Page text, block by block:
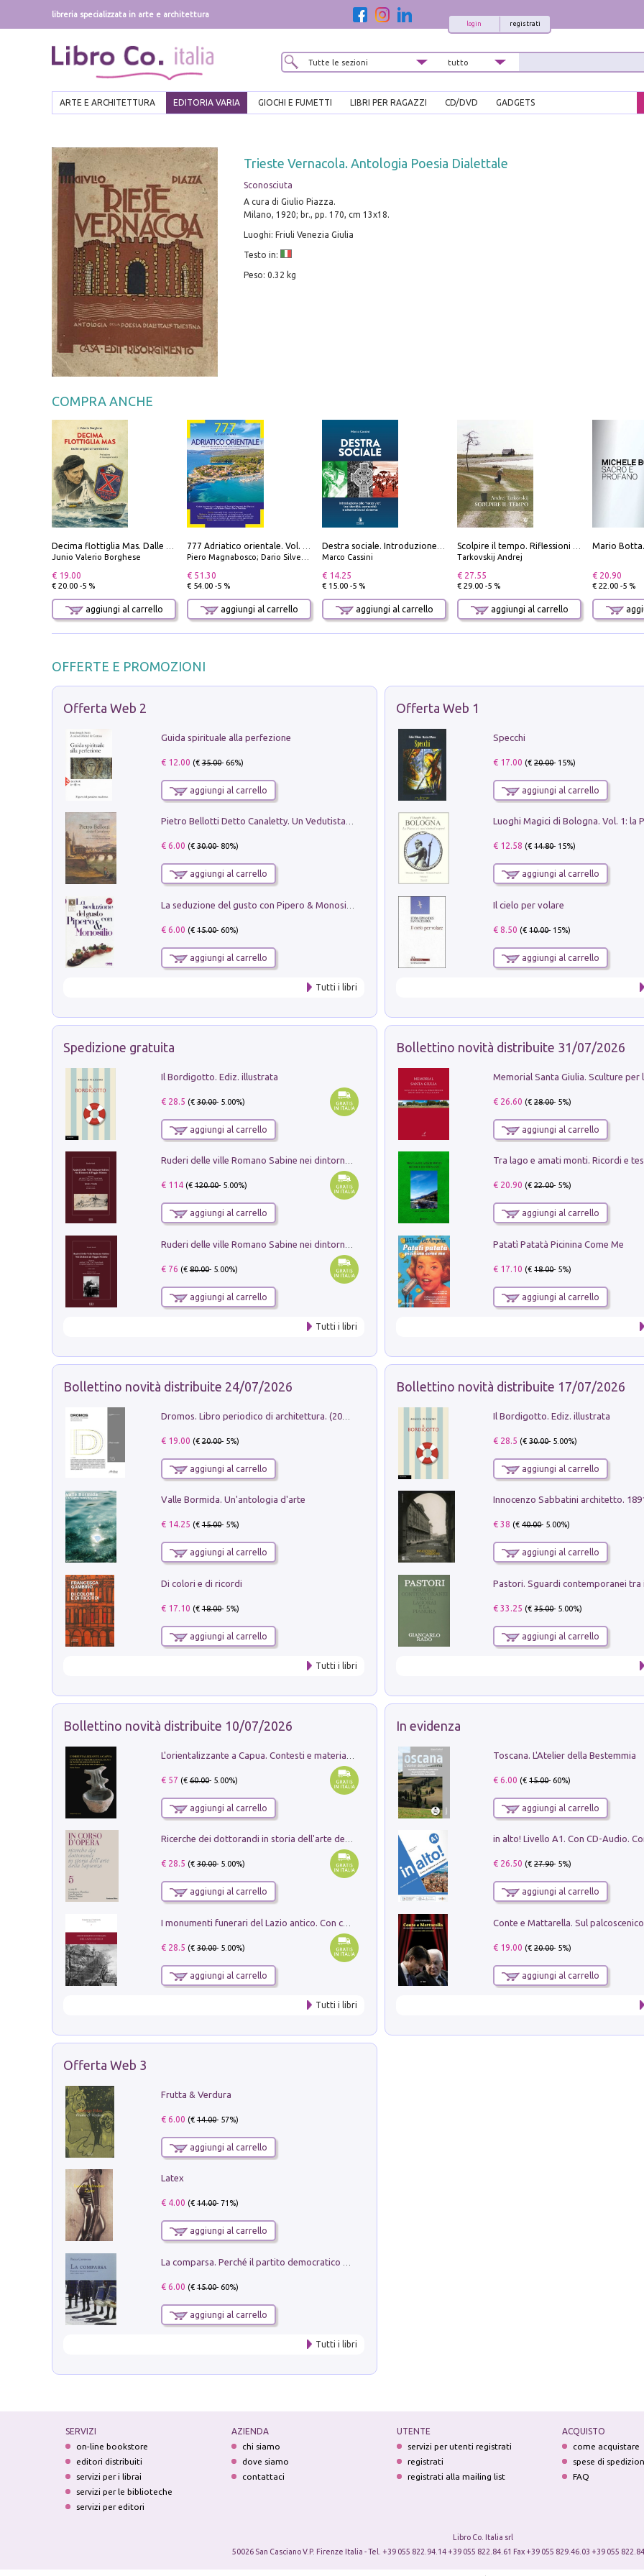
libreria specializzata in arte e architettura
registrati
login
ARTE E ARCHITETTURA EDITORIA VARIA GIOCHI E FUMETTI LIBRI PER RAGAZZI CD/DVD GADGETS
Trieste Vernacola. Antologia Poesia Dialettale
Sconosciuta
A cura di Giulio Piazza.
Milano, 1920; br., pp. 170, cm 13x18.
Luoghi: Friuli Venezia Giulia
Testo in:
Peso: 0.32 kg
COMPRA ANCHE
Decima flottiglia Mas. Dalle origini all'armistizio
Junio Valerio Borghese
€ 19.00
€ 20.00 -5 %
aggiungi al carrello
777 Adriatico orientale. Vol. 1: Istria, Costa della Dalmazia da Smrika a Zara, Isole del Quarnaro, Pag, Arcipelaghi di Zara, Sibenico e Incoronate
Piero Magnabosco; Dario Silvestro; Marco Sbrizzi
€ 51.30
€ 54.00 -5 %
aggiungi al carrello
Destra sociale. Introduzione alla «terza via», tra identità, comunità e alternativa al sistema
Marco Cassini
€ 14.25
€ 15.00 -5 %
aggiungi al carrello
Scolpire il tempo. Riflessioni sul cinema.
Tarkovskij Andrej
€ 27.55
€ 29.00 -5 %
aggiungi al carrello
€ 20.90
€ 22.00 -5 %
OFFERTE E PROMOZIONI
Offerta Web 2
Guida spirituale alla perfezione
€ 12.00 (€35.00- 66%)
aggiungi al carrello
Pietro Bellotti Detto Canaletty. Un Vedutista Veneziano nella Francia dell'Ancien Régime
€ 6.00 (€30.00- 80%)
aggiungi al carrello
€ 6.00 (€15.00- 60%)
aggiungi al carrello
Tutti i libri
Offerta Web 1
Specchi
€ 17.00 (€20.00- 15%)
aggiungi al carrello
€ 12.58 (€14.80- 15%)
aggiungi al carrello
Il cielo per volare
€ 8.50 (€10.00- 15%)
aggiungi al carrello
Spedizione gratuita
Il Bordigotto. Ediz. illustrata
€ 28.5 (€30.00- 5.00%)
aggiungi al carrello
Ruderi delle ville Romano Sabine nei dintorni di Poggio Mirteto. Illustrati dal dott.re prof.re cav.re Ercole Nardi regio ispettore degli scavi e monumenti. Anno 1885. Tavole e studio. Con 25 tavole fuori testo in cartella editoriale
€ 114(€120.00- 5.00%)
aggiungi al carrello
€ 76 (€80.00- 5.00%)
aggiungi al carrello
Tutti i libri
Bollettino novità distribuite 31/07/2026
€ 26.60 (€28.00- 5%)
aggiungi al carrello
€ 20.90 (€22.00- 5%)
aggiungi al carrello
Patatì Patatà Picinina Come Me
€ 17.10 (€18.00- 5%)
aggiungi al carrello
Bollettino novità distribuite 24/07/2026
Dromos. Libro periodico di architettura. (2026). Vol. 15: Post-model
€ 19.00 (€20.00- 5%)
aggiungi al carrello
Valle Bormida. Un'antologia d'arte
€ 14.25 (€15.00- 5%)
aggiungi al carrello
Di colori e di ricordi
€ 17.10 (€18.00- 5%)
aggiungi al carrello
Tutti i libri
Bollettino novità distribuite 17/07/2026
Il Bordigotto. Ediz. illustrata
€ 28.5 (€30.00- 5.00%)
aggiungi al carrello
Innocenzo Sabbatini architetto.
€ 38 (€40.00- 5.00%)
aggiungi al carrello
€ 33.25 (€35.00- 5.00%)
aggiungi al carrello
Bollettino novità distribuite 10/07/2026
€ 57 (€60.00- 5.00%)
aggiungi al carrello
Ricerche dei dottorandi in storia dell'arte della Sapienza
€ 28.5 (€30.00- 5.00%)
aggiungi al carrello
I monumenti funerari del Lazio antico. Con cartella con tavole
€ 28.5 (€30.00- 5.00%)
aggiungi al carrello
Tutti i libri
In evidenza
Toscana. L'Atelier della Bestemmia
€ 6.00 (€15.00- 60%)
aggiungi al carrello
€ 26.50 (€27.90- 5%)
aggiungi al carrello
€ 19.00 (€20.00- 5%)
aggiungi al carrello
Offerta Web 3
Frutta & Verdura
€ 6.00 (€14.00- 57%)
aggiungi al carrello
Latex
€ 4.00 (€14.00- 71%)
aggiungi al carrello
€ 6.00 (€15.00- 60%)
aggiungi al carrello
Tutti i libri
SERVIZI
on-line bookstore
editori distribuiti
servizi per i librai
servizi per le biblioteche
servizi per editori
AZIENDA
chi siamo
dove siamo
contattaci
UTENTE
servizi per utenti registrati
registrati
registrati alla mailing list
ACQUISTO
come acquistare
spese di
FAQ
Libro Co. Italia srl
50026 San Casciano V.P. Firenze Italia - Tel. +39 055 822.94.14 +39 055 822.84.61 Fax +39 055 829.46.03 +39 055